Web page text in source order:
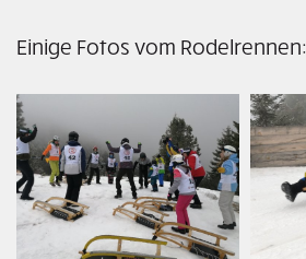
Einige Fotos vom Rodelrennen: